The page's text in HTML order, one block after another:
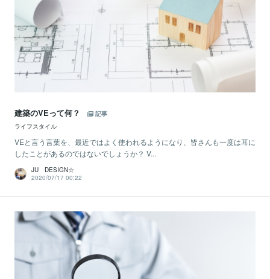
建築のVEって何？
記事
ライフスタイル
VEと言う言葉を、最近ではよく使われるようになり、皆さんも一度は耳に
したことがあるのではないでしょうか？ V...
JU DESIGN☆
2020/07/17 00:22